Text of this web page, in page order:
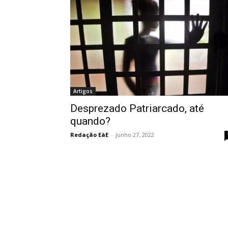
Artigos
Desprezado Patriarcado, até
quando?
Redação EàE - junho 27, 2022